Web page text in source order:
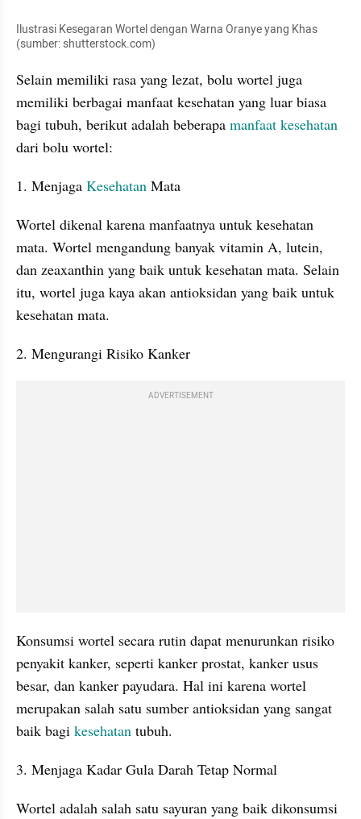
Ilustrasi Kesegaran Wortel dengan Warna Oranye yang Khas
(sumber: shutterstock.com)
Selain memiliki rasa yang lezat, bolu wortel juga
memiliki berbagai manfaat kesehatan yang luar biasa
bagi tubuh, berikut adalah beberapa manfaat kesehatan
dari bolu wortel:
1. Menjaga Kesehatan Mata
Wortel dikenal karena manfaatnya untuk kesehatan
mata. Wortel mengandung banyak vitamin A, lutein,
dan zeaxanthin yang baik untuk kesehatan mata. Selain
itu, wortel juga kaya akan antioksidan yang baik untuk
kesehatan mata.
2. Mengurangi Risiko Kanker
ADVERTISEMENT
Konsumsi wortel secara rutin dapat menurunkan risiko
penyakit kanker, seperti kanker prostat, kanker usus
besar, dan kanker payudara. Hal ini karena wortel
merupakan salah satu sumber antioksidan yang sangat
baik bagi kesehatan tubuh.
3. Menjaga Kadar Gula Darah Tetap Normal
Wortel adalah salah satu sayuran yang baik dikonsumsi